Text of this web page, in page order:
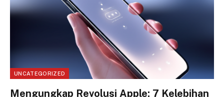
UNCATEGORIZED
Mengungkap Revolusi Apple: 7 Kelebihan